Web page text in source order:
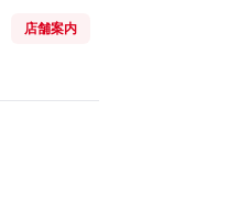
店舗案内